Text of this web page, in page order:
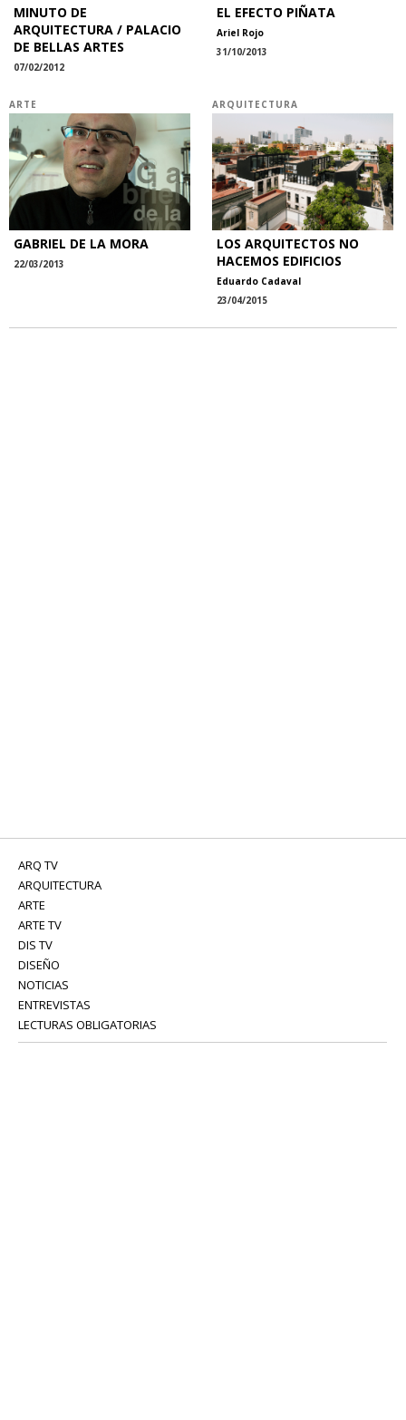
MINUTO DE
ARQUITECTURA / PALACIO
DE BELLAS ARTES
07/02/2012
EL EFECTO PIÑATA
Ariel Rojo
31/10/2013
ARTE
GABRIEL DE LA MORA
22/03/2013
ARQUITECTURA
LOS ARQUITECTOS NO
HACEMOS EDIFICIOS
Eduardo Cadaval
23/04/2015
ARQ TV
ARQUITECTURA
ARTE
ARTE TV
DIS TV
DISEÑO
NOTICIAS
ENTREVISTAS
LECTURAS OBLIGATORIAS